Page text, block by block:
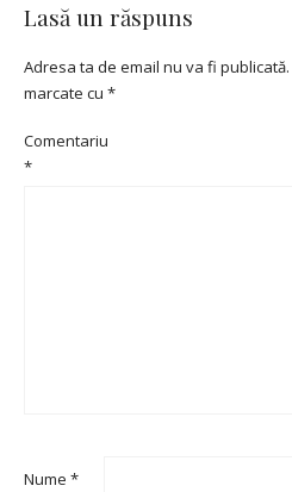
Lasă un răspuns
Adresa ta de email nu va fi publicată.
marcate cu *
Comentariu
*
Nume *